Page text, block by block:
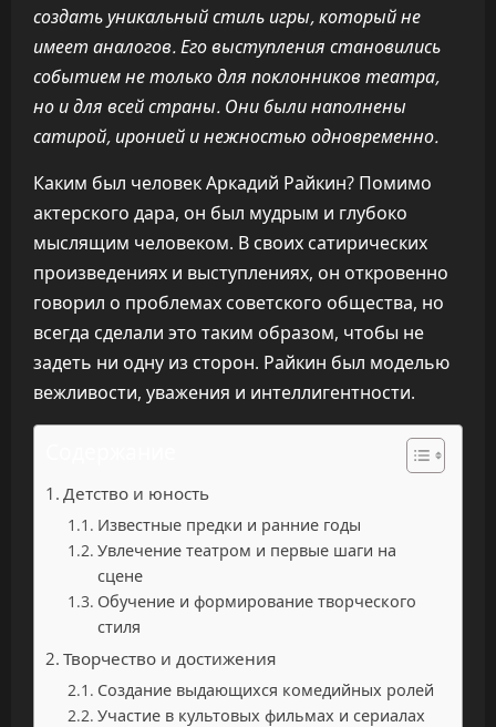
создать уникальный стиль игры, который не
имеет аналогов. Его выступления становились
событием не только для поклонников театра,
но и для всей страны. Они были наполнены
сатирой, иронией и нежностью одновременно.
Каким был человек Аркадий Райкин? Помимо
актерского дара, он был мудрым и глубоко
мыслящим человеком. В своих сатирических
произведениях и выступлениях, он откровенно
говорил о проблемах советского общества, но
всегда сделали это таким образом, чтобы не
задеть ни одну из сторон. Райкин был моделью
вежливости, уважения и интеллигентности.
Детство и юность
Известные предки и ранние годы
Увлечение театром и первые шаги на
сцене
Обучение и формирование творческого
стиля
Творчество и достижения
Создание выдающихся комедийных ролей
Участие в культовых фильмах и сериалах